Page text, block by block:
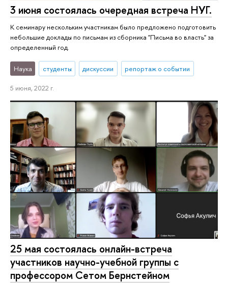
3 июня состоялась очередная встреча НУГ.
К семинару нескольким участникам было предложено подготовить
небольшие доклады по письмам из сборника "Письма во власть" за
определенный год.
Наука студенты дискуссии репортаж о событии
5 июня, 2022 г.
25 мая состоялась онлайн-встреча
участников научно-учебной группы с
профессором Сетом Бернстейном